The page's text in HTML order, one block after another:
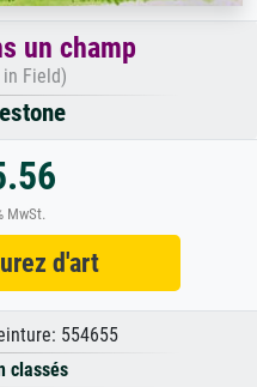
un champ
in Field)
MwSt.
d'art
554655
classés